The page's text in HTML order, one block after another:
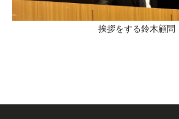
挨拶をする鈴木顧問